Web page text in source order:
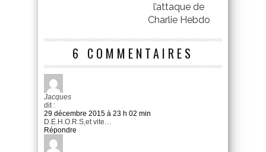
l’attaque de
Charlie Hebdo
6 COMMENTAIRES
Jacques
dit :
29 décembre 2015 à 23 h 02 min
D.E.H.O.R.S,et vite…
Répondre